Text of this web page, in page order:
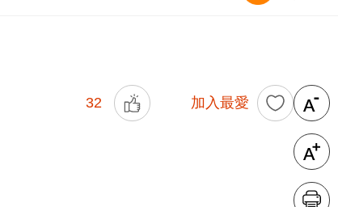
32 加入最愛